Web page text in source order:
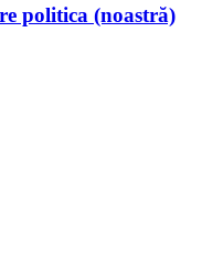
politica (noastră)